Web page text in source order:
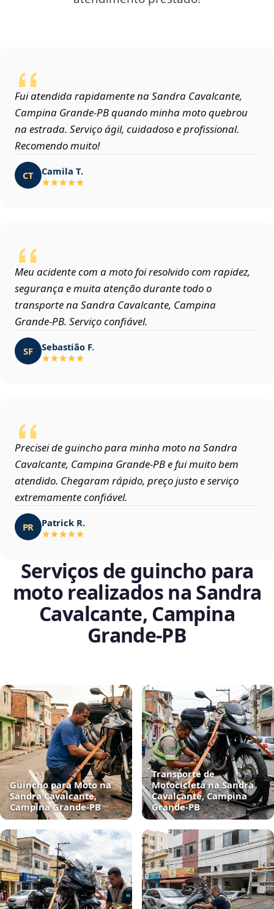
Fui atendida rapidamente na Sandra Cavalcante,
Campina Grande‑PB quando minha moto quebrou
na estrada. Serviço ágil, cuidadoso e profissional.
Recomendo muito!
CT Camila T.
Meu acidente com a moto foi resolvido com rapidez,
segurança e muita atenção durante todo o
transporte na Sandra Cavalcante, Campina
Grande‑PB. Serviço confiável.
SF Sebastião F.
Precisei de guincho para minha moto na Sandra
Cavalcante, Campina Grande‑PB e fui muito bem
atendido. Chegaram rápido, preço justo e serviço
extremamente confiável.
PR Patrick R.
Serviços de guincho para
moto realizados na Sandra
Cavalcante, Campina
Grande‑PB
Guincho para Moto na
Sandra Cavalcante,
Campina Grande‑PB
Transporte de
Motocicleta na Sandra
Cavalcante, Campina
Grande‑PB